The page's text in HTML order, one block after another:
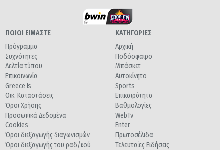
ΠΟΙΟΙ ΕΙΜΑΣΤΕ
Πρόγραμμα
Συχνότητες
Δελτία τύπου
Επικοινωνία
Greece Is
Οικ. Καταστάσεις
Όροι Χρήσης
Προσωπικά Δεδομένα
Cookies
Όροι διεξαγωγής διαγωνισμών
Όροι διεξαγωγής του ραδ/κού
ΚΑΤΗΓΟΡΙΕΣ
Αρχική
Ποδόσφαιρο
Μπάσκετ
Αυτοκίνητο
Sports
Επικαιρότητα
Βαθμολογίες
WebTv
Enter
Πρωτοσέλιδα
Τελευταίες Ειδήσεις